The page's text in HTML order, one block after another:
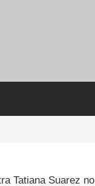
Tatiana Suarez no